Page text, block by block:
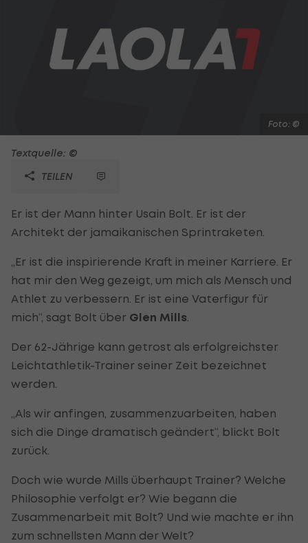
Foto: ©
Textquelle: ©
TEILEN
Er ist der Mann hinter Usain Bolt. Er ist der
Architekt der jamaikanischen Sprintraketen.
„Er ist die inspirierende Kraft in meiner Karriere. Er
hat mir den Weg gezeigt, um mich als Mensch und
Athlet zu verbessern. Er ist eine Vaterfigur für
mich“, sagt Bolt über Glen Mills
Der 62-Jährige kann getrost als erfolgreichster
Leichtathletik-Trainer seiner Zeit bezeichnet
werden.
„Als wir anfingen, zusammenzuarbeiten, haben
sich die Dinge dramatisch geändert“, blickt Bolt
zurück.
Doch wie wurde Mills überhaupt Trainer? Welche
Philosophie verfolgt er? Wie begann die
Zusammenarbeit mit Bolt? Und wie machte er ihn
zum schnellsten Mann der Welt?